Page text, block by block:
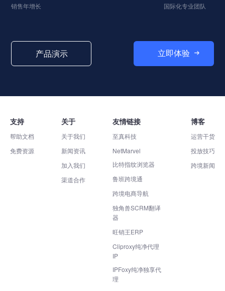
销售年增长 国际化专业团队
产品演示 立即体验
支持
帮助文档
免费资源
关于
关于我们
新闻资讯
加入我们
渠道合作
友情链接
至真科技
NetMarvel
比特指纹浏览器
鲁班跨境通
跨境电商导航
独角兽SCRM翻译
器
旺销王ERP
Cliproxy纯净代理
IP
IPFoxy纯净独享代
理
博客
运营干货
投放技巧
跨境新闻